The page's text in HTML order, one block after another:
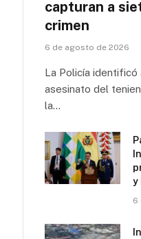
capturan a
crimen
6 de agosto de 2026
La Policía
asesinato del
la…
y
6